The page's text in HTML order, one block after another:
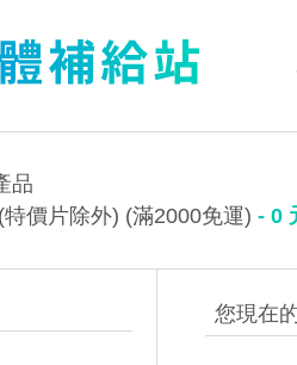
品
價片除外) (滿2000免運) - 0